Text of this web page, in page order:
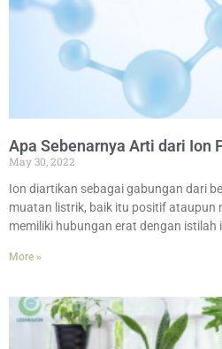
Apa Sebenarnya Arti dari Ion
May 30, 2022
Ion diartikan sebagai gabungan dari
muatan listrik, baik itu positif ataupun
memiliki hubungan erat dengan istilah
More »